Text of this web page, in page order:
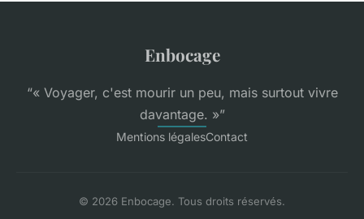
Enbocage
“« Voyager, c'est mourir un peu, mais surtout vivre
davantage. »”
Mentions légalesContact
© 2026 Enbocage. Tous droits réservés.